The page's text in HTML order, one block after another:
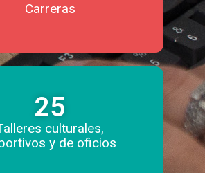
Carreras
25
culturales,
y de oficios